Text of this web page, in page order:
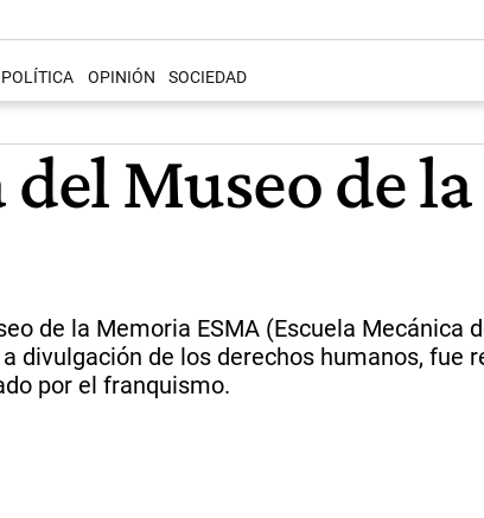
POLÍTICA OPINIÓN SOCIEDAD
Museo de
de la Memoria ESMA (Escuela Mecánica
divulgación de los derechos humanos, fue
por el franquismo.